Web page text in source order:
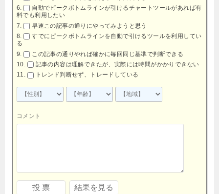
自動でピークボトムラインが引けるチャートツールがあれば有
料でも利用したい
早速この記事の通りにやってみようと思う
すでにピークボトムラインを自動で引けるツールを利用してい
る
この記事の通りやれば確かに毎回同じ基準で判断できる
記事の内容は理解できたが、実際には時間がかかりできない
トレンド判断せず、トレードしている
コメント